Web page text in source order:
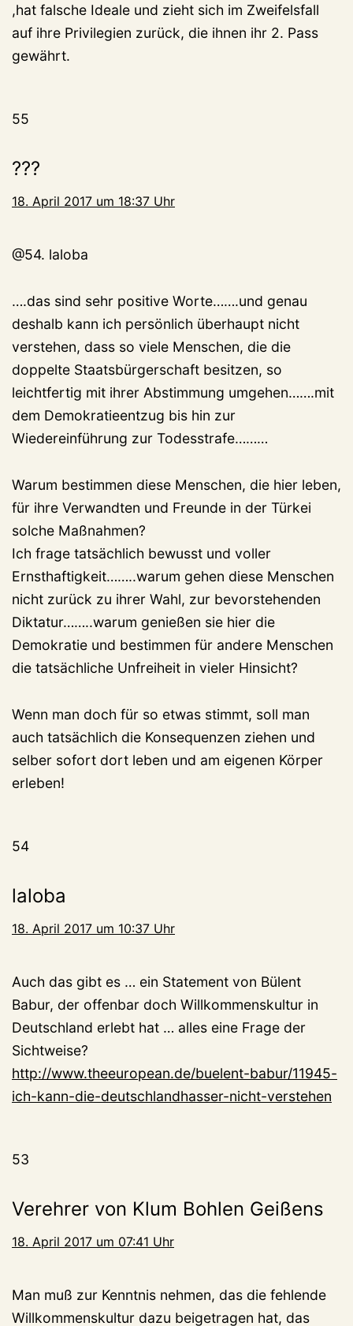
,hat falsche Ideale und zieht sich im Zweifelsfall
auf ihre Privilegien zurück, die ihnen ihr 2. Pass
gewährt.
55
???
18. April 2017 um 18:37 Uhr
@54. laloba
….das sind sehr positive Worte…….und genau
deshalb kann ich persönlich überhaupt nicht
verstehen, dass so viele Menschen, die die
doppelte Staatsbürgerschaft besitzen, so
leichtfertig mit ihrer Abstimmung umgehen…….mit
dem Demokratieentzug bis hin zur
Wiedereinführung zur Todesstrafe………
Warum bestimmen diese Menschen, die hier leben,
für ihre Verwandten und Freunde in der Türkei
solche Maßnahmen?
Ich frage tatsächlich bewusst und voller
Ernsthaftigkeit……..warum gehen diese Menschen
nicht zurück zu ihrer Wahl, zur bevorstehenden
Diktatur……..warum genießen sie hier die
Demokratie und bestimmen für andere Menschen
die tatsächliche Unfreiheit in vieler Hinsicht?
Wenn man doch für so etwas stimmt, soll man
auch tatsächlich die Konsequenzen ziehen und
selber sofort dort leben und am eigenen Körper
erleben!
54
laloba
18. April 2017 um 10:37 Uhr
Auch das gibt es … ein Statement von Bülent
Babur, der offenbar doch Willkommenskultur in
Deutschland erlebt hat … alles eine Frage der
Sichtweise?
http://www.theeuropean.de/buelent-babur/11945-
ich-kann-die-deutschlandhasser-nicht-verstehen
53
Verehrer von Klum Bohlen Geißens
18. April 2017 um 07:41 Uhr
Man muß zur Kenntnis nehmen, das die fehlende
Willkommenskultur dazu beigetragen hat, das